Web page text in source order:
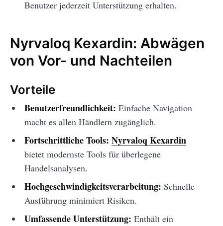
Benutzer jederzeit Unterstützung erhalten.
Nyrvaloq Kexardin: Abwägen
von Vor- und Nachteilen
Vorteile
Benutzerfreundlichkeit: Einfache Navigation
macht es allen Händlern zugänglich.
Fortschrittliche Tools: Nyrvaloq Kexardin
bietet modernste Tools für überlegene
Handelsanalysen.
Hochgeschwindigkeitsverarbeitung: Schnelle
Ausführung minimiert Risiken.
Umfassende Unterstützung: Enthält ein